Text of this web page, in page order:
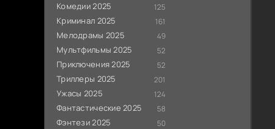
Комедии 2025 125
Криминал 2025 161
Мелодрамы 2025 49
Мультфильмы 2025 52
Приключения 2025 52
Триллеры 2025 201
Ужасы 2025 124
Фантастические 2025 58
Фэнтези 2025 50